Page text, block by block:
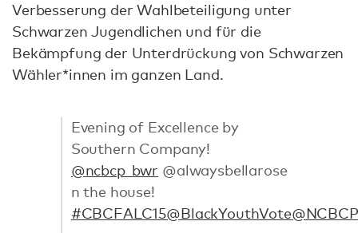
Verbesserung der Wahlbeteiligung unter
Schwarzen Jugendlichen und für die
Bekämpfung der Unterdrückung von Schwarzen
Wähler*innen im ganzen Land.
Evening of Excellence by
Southern Company!
@ncbcp_bwr @alwaysbellarose
n the house!
#CBCFALC15@BlackYouthVote@NCBCP